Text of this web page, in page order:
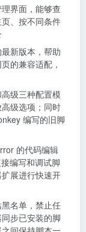
界面，能够查
、按不同条件
新版本，帮助
的兼容适配，
高级三种配置模
级选项；同时
编写的旧脚
的代码编辑
编写和调试脚
展进行快速开
黑名单，禁止任
步已安装的脚